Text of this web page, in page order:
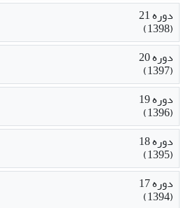
دوره 21
(1398)
دوره 20
(1397)
دوره 19
(1396)
دوره 18
(1395)
دوره 17
(1394)